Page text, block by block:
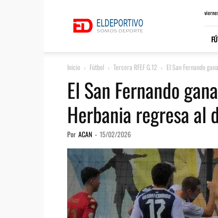
Inicio Fútbol Tercera RFEF G.12 El San Fernando
El San Fernando
Herbania regresa al
Por ACAN - 15/02/2026